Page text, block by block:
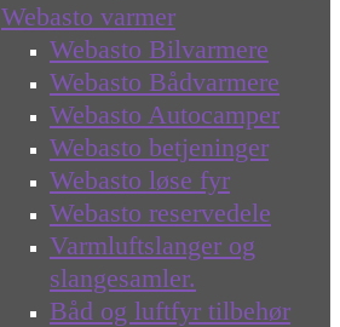
Webasto varmer
Webasto Bilvarmere
Webasto Bådvarmere
Webasto Autocamper
Webasto betjeninger
Webasto løse fyr
Webasto reservedele
Varmluftslanger og
slangesamler.
Båd og luftfyr tilbehør